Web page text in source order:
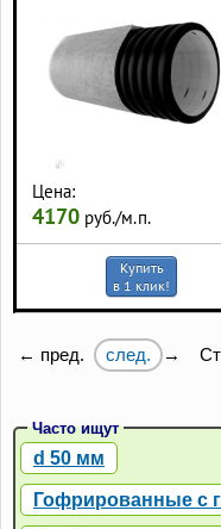
Цена:
4170 руб./м.п.
Купить
в 1 клик!
← пред. след. →
Часто ищут
d 50 мм
Гофрированные с